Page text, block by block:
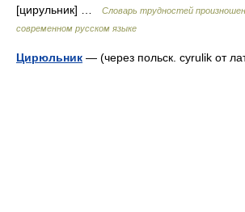
[цирульник] …
Словарь трудностей
современном русском языке
Цирюльник — (через польск. cyrulik от